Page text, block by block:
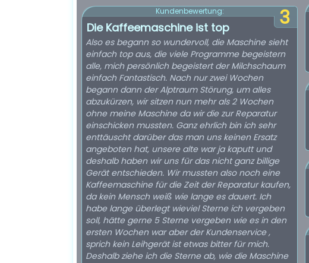
3
Kundenbewertung:
Die Kaffeemaschine ist top
Also es begann so wundervoll, die Maschine sieht
einfach top aus, die viele Programme begeistern
alle, mich persönlich begeistert der Milchschaum
einfach Fantastisch. Nach nur zwei Wochen
begann dann der Alptraum Störung, um alles
abzukürzen, wir sitzen nun mehr als 2 Wochen
ohne meine Maschine da wir die zur Reparatur
einschicken mussten. Ganz ehrlich bin ich sehr
enttäuscht darüber das man uns keinen Ersatz
angeboten hat, unsere alte war ja kaputt und
deshalb haben wir uns für das nicht ganz billige
Gerät entschieden. Wir mussten also noch eine
Kaffeemaschine für die Zeit der Reparatur kaufen,
da kein Mensch weiß wie lange es dauert. Ich
habe lange überlegt wieviel Sterne ich vergeben
soll, hätte gerne 5 Sterne vergeben wie es in den
ersten Wochen war aber der Kundenservice ,
sprich kein Leihgerät ist etwas bitter für mich.
Deshalb ziehe ich die Sterne ab, wie die Maschine